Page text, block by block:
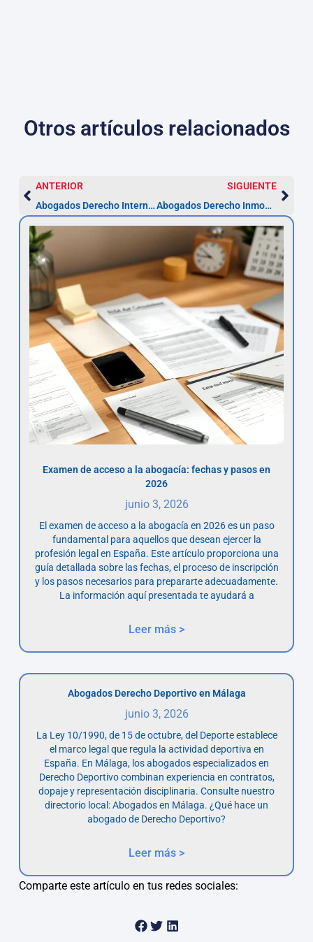
Otros artículos relacionados
ANTERIOR
Abogados Derecho Internacional en Segovia
SIGUIENTE
Abogados Derecho Inmobiliario en Segovia
Examen de acceso a la abogacía: fechas y pasos en
2026
junio 3, 2026
El examen de acceso a la abogacía en 2026 es un paso
fundamental para aquellos que desean ejercer la
profesión legal en España. Este artículo proporciona una
guía detallada sobre las fechas, el proceso de inscripción
y los pasos necesarios para prepararte adecuadamente.
La información aquí presentada te ayudará a
Leer más >
Abogados Derecho Deportivo en Málaga
junio 3, 2026
La Ley 10/1990, de 15 de octubre, del Deporte establece
el marco legal que regula la actividad deportiva en
España. En Málaga, los abogados especializados en
Derecho Deportivo combinan experiencia en contratos,
dopaje y representación disciplinaria. Consulte nuestro
directorio local: Abogados en Málaga. ¿Qué hace un
abogado de Derecho Deportivo?
Leer más >
Comparte este artículo en tus redes sociales: